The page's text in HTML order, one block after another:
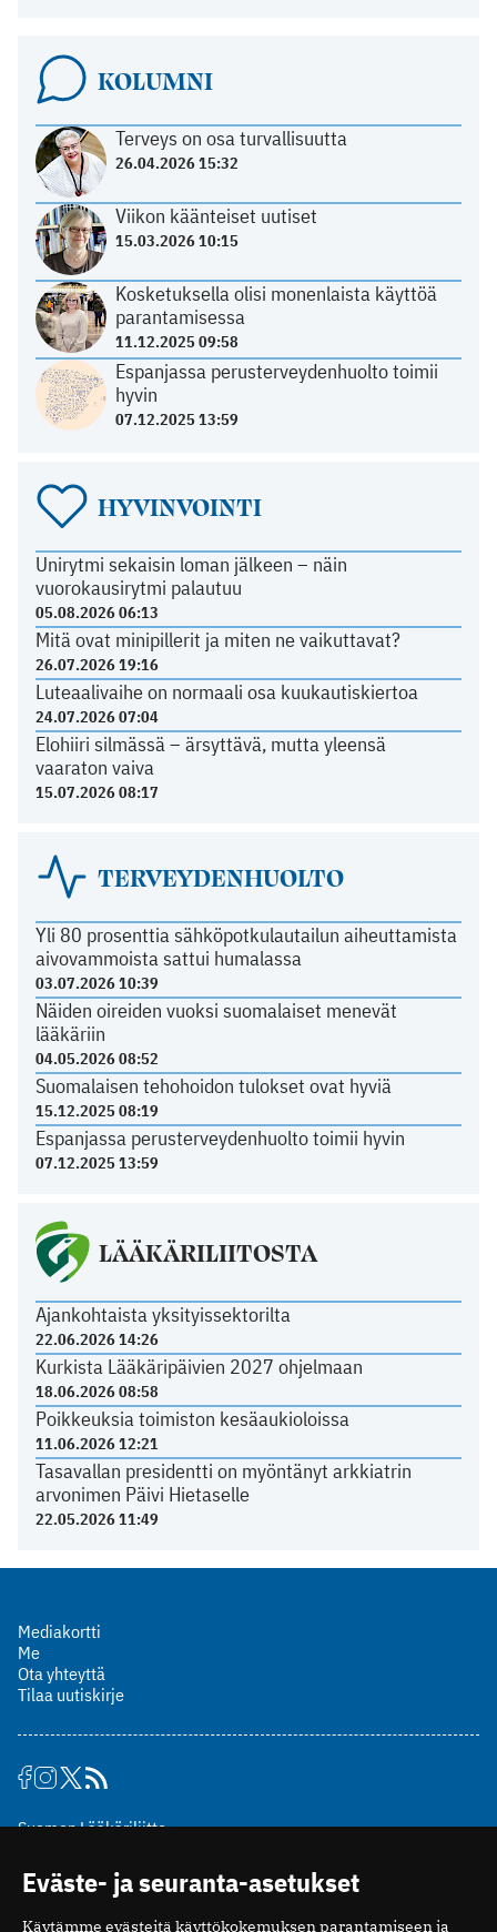
KOLUMNI
Terveys on osa turvallisuutta
26.04.2026 15:32
Viikon käänteiset uutiset
15.03.2026 10:15
Kosketuksella olisi monenlaista käyttöä
parantamisessa
11.12.2025 09:58
Espanjassa perusterveydenhuolto toimii
hyvin
07.12.2025 13:59
HYVINVOINTI
Unirytmi sekaisin loman jälkeen – näin
vuorokausirytmi palautuu
05.08.2026 06:13
Mitä ovat minipillerit ja miten ne vaikuttavat?
26.07.2026 19:16
Luteaalivaihe on normaali osa kuukautiskiertoa
24.07.2026 07:04
Elohiiri silmässä – ärsyttävä, mutta yleensä
vaaraton vaiva
15.07.2026 08:17
TERVEYDENHUOLTO
Yli 80 prosenttia sähköpotkulautailun aiheuttamista
aivovammoista sattui humalassa
03.07.2026 10:39
Näiden oireiden vuoksi suomalaiset menevät
lääkäriin
04.05.2026 08:52
Suomalaisen tehohoidon tulokset ovat hyviä
15.12.2025 08:19
Espanjassa perusterveydenhuolto toimii hyvin
07.12.2025 13:59
LÄÄKÄRILIITOSTA
Ajankohtaista yksityissektorilta
22.06.2026 14:26
Kurkista Lääkäripäivien 2027 ohjelmaan
18.06.2026 08:58
Poikkeuksia toimiston kesäaukioloissa
11.06.2026 12:21
Tasavallan presidentti on myöntänyt arkkiatrin
arvonimen Päivi Hietaselle
22.05.2026 11:49
Mediakortti
Me
Ota yhteyttä
Tilaa uutiskirje
Suomen Lääkäriliitto
00510 Helsinki
puh. (09) 393 091
Eväste- ja seuranta-asetukset
Käytämme evästeitä käyttökokemuksen parantamiseen ja